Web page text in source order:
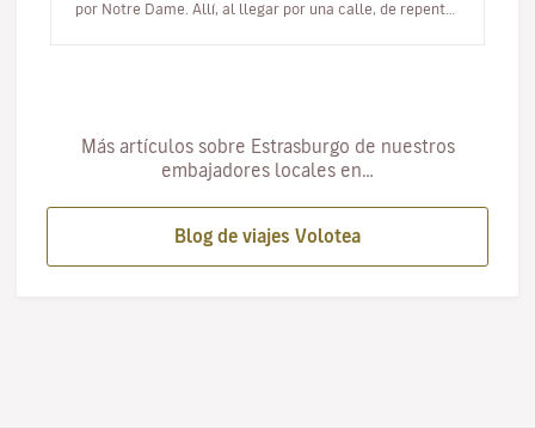
por Notre Dame. Allí, al llegar por una calle, de repente,
Más artículos sobre Estrasburgo de nuestros
embajadores locales en…
Blog de viajes Volotea